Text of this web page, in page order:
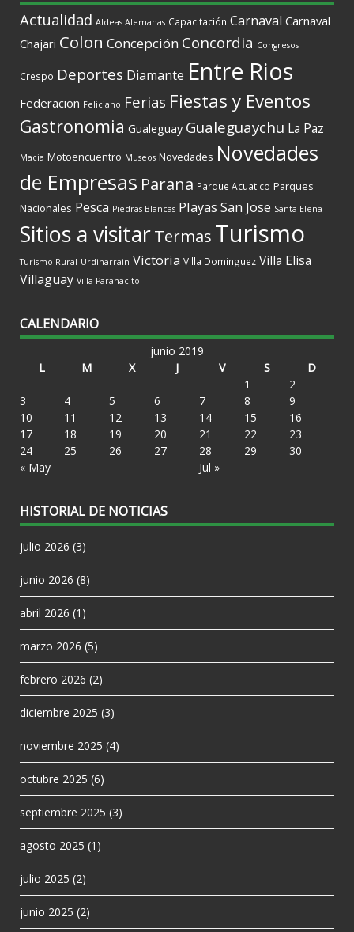
Actualidad Aldeas Alemanas Capacitación Carnaval Carnaval
Chajari Colon Concepción Concordia Congresos
Crespo Deportes Diamante Entre Rios
Federacion Feliciano Ferias Fiestas y Eventos
Gastronomia Gualeguay Gualeguaychu La Paz
Macia Motoencuentro Museos Novedades Novedades
de Empresas Parana Parque Acuatico Parques
Nacionales Pesca Piedras Blancas Playas San Jose Santa Elena
Sitios a visitarTermas Turismo
Turismo Rural Urdinarrain Victoria Villa Dominguez Villa Elisa
Villaguay Villa Paranacito
CALENDARIO
junio 2019
L
M X J V S D
« May Jul »
1
2
3
4 5 6 7 8
9
10
11 12 13 14 15
16
17
18 19 20 21 22
23
24
25 26 27 28 29 30
HISTORIAL DE NOTICIAS
julio 2026 (3)
junio 2026 (8)
abril 2026 (1)
marzo 2026 (5)
febrero 2026 (2)
diciembre 2025 (3)
noviembre 2025 (4)
octubre 2025 (6)
septiembre 2025 (3)
agosto 2025 (1)
julio 2025 (2)
junio 2025 (2)